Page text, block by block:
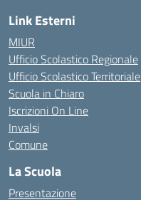
Link Esterni
MIUR
Ufficio Scolastico Regionale
Ufficio Scolastico Territoriale
Scuola in Chiaro
Iscrizioni On Line
Invalsi
Comune
La Scuola
Presentazione